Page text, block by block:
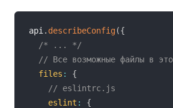
api . describeConfig({
/* ... */
// Все возможные файлы в
files :
{
// eslintrc.js
eslint :
{